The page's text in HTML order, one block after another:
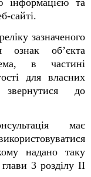
інформацією та
сайті.
зазначеного
ознак об’єкта
в частині
для власних
до
має
надано таку
3 розділу ІІ